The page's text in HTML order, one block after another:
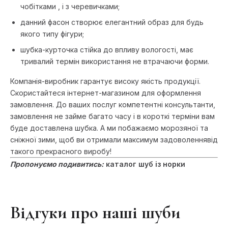
чобітками , і з черевичками;
данний фасон створює елегантний образ для будь
якого типу фігури;
шубка-курточка стійка до впливу вологості, має
тривалий термін використання не втрачаючи форми.
Компанія-виробник гарантує високу якість продукції.
Скористайтеся інтернет-магазином для оформлення
замовлення. До ваших послуг компетентні консультанти,
замовлення не займе багато часу і в короткі терміни вам
буде доставлена шубка. А ми побажаємо морозяної та
сніжної зими, щоб ви отримали максимум задоволеннявід
такого прекрасного виробу!
Пропонуємо подивитись: каталог шуб із норки
Відгуки про наші шуби